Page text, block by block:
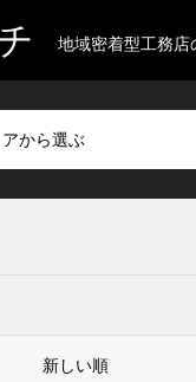
地域密着型工務店
から選ぶ
新しい順